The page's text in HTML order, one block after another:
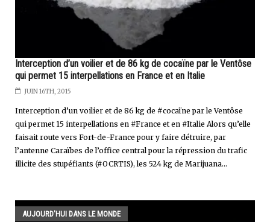
Interception d’un voilier et de 86 kg de cocaïne par le Ventôse
qui permet 15 interpellations en France et en Italie
JUIN 16TH, 2015
Interception d’un voilier et de 86 kg de #cocaïne par le Ventôse
qui permet 15 interpellations en #France et en #Italie Alors qu’elle
faisait route vers Fort-de-France pour y faire détruire, par
l’antenne Caraïbes de l’office central pour la répression du trafic
illicite des stupéfiants (#OCRTIS), les 524 kg de Marijuana...
AUJOURD'HUI DANS LE MONDE